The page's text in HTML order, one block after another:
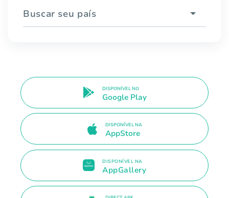
Buscar seu país
DISPONÍVEL NO
Google Play
DISPONÍVEL NA
AppStore
DISPONÍVEL NA
AppGallery